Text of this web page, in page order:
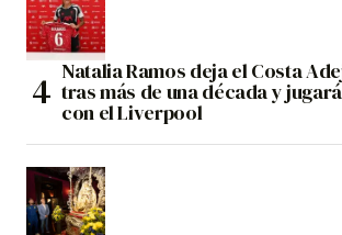
Natalia Ramos deja el Costa
tras más de una década y
con el Liverpool